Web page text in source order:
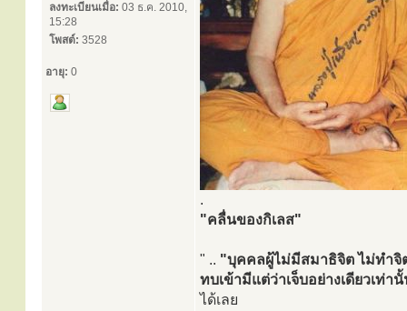
ลงทะเบียนเมื่อ: 03 ธ.ค. 2010,
15:28
โพสต์: 3528
อายุ: 0
.
"คลื่นของกิเลส"
" .. "บุคคลผู้ไม่มีสมาธิจิต ไม่ทำจิ
ทบเข้ามีแต่ว่าเจ็บอย่างเดียวเท่า
ได้เลย